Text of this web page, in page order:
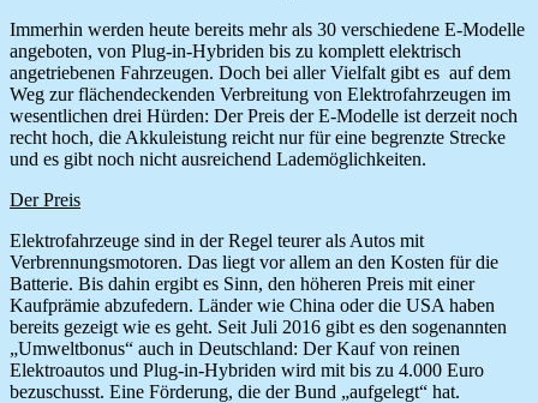
Immerhin werden heute bereits mehr als 30 verschiedene E-Modelle
angeboten, von Plug-in-Hybriden bis zu komplett elektrisch
angetriebenen Fahrzeugen. Doch bei aller Vielfalt gibt es auf dem
Weg zur flächendeckenden Verbreitung von Elektrofahrzeugen im
wesentlichen drei Hürden: Der Preis der E-Modelle ist derzeit noch
recht hoch, die Akkuleistung reicht nur für eine begrenzte Strecke
und es gibt noch nicht ausreichend Lademöglichkeiten.
Der Preis
Elektrofahrzeuge sind in der Regel teurer als Autos mit
Verbrennungsmotoren. Das liegt vor allem an den Kosten für die
Batterie. Bis dahin ergibt es Sinn, den höheren Preis mit einer
Kaufprämie abzufedern. Länder wie China oder die USA haben
bereits gezeigt wie es geht. Seit Juli 2016 gibt es den sogenannten
„Umweltbonus“ auch in Deutschland: Der Kauf von reinen
Elektroautos und Plug-in-Hybriden wird mit bis zu 4.000 Euro
bezuschusst. Eine Förderung, die der Bund „aufgelegt“ hat.